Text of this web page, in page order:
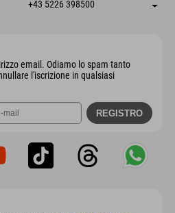
Prenotazione
+43 5226 398500
email. Odiamo lo spam tanto
l'iscrizione in qualsiasi